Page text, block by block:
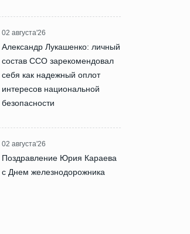
02 августа'26
Александр Лукашенко: личный
состав ССО зарекомендовал
себя как надежный оплот
интересов национальной
безопасности
02 августа'26
Поздравление Юрия Караева
с Днем железнодорожника